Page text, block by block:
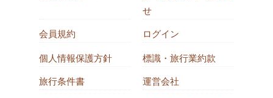
せ
会員規約 ログイン
個人情報保護方針 標識・旅行業約款
旅行条件書 運営会社